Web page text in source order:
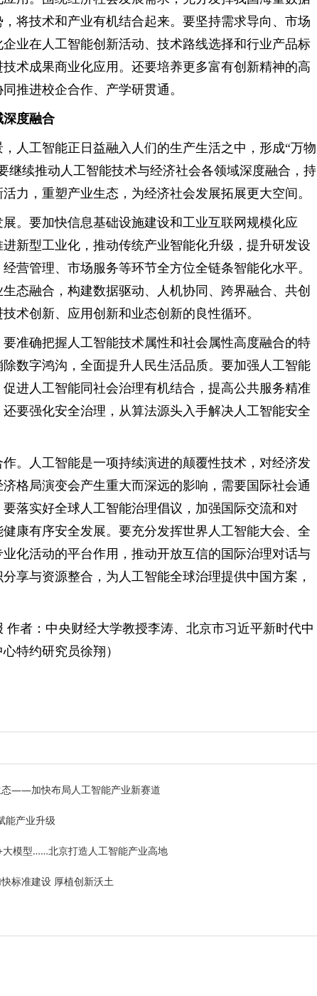
将技术和产业有机结合起来。要坚持需求导向、市场
业在人工智能创新活动、技术路线选择和行业产品标
术成果商业化应用。还要培养更多富有创新精神的高
推进校企合作、产学研贯通。
深度融合
人工智能正日益融入人们的生产生活之中，形成“万物
继续推动人工智能技术与经济社会各领域深度融合，持
力，重塑产业生态，为经济社会发展拓展更大空间。
。要加快信息基础设施建设和工业互联网规模化应
新型工业化，推动传统产业智能化升级，提升研发设
营管理、市场服务等环节全方位全链条智能化水平。
态融合，构建数据驱动、人机协同、跨界融合、共创
术创新、应用创新和业态创新的良性循环。
准确把握人工智能技术属性和社会属性高度融合的特
数字鸿沟，全面提升人民生活品质。要加强人工智能
进人工智能同社会治理有机结合，提高公共服务精准
要强化安全治理，从算法源头入手解决人工智能安全
。人工智能是一项持续演进的颠覆性技术，对经济发
格局演变会产生重大而深远的影响，需要国际社会通
落实好全球人工智能治理倡议，加强国际交流和对
康有序安全发展。要充分发挥世界人工智能大会、全
化活动的平台作用，推动开放互信的国际治理对话与
享与资源整合，为人工智能全球治理提供中国方案，
作者：中央财经大学教授李涛、北京市习近平新时代中
特约研究员徐翔）
态——加快布局人工智能产业新赛道
能产业升级
模型……北京打造人工智能产业高地
标准建设 厚植创新沃土